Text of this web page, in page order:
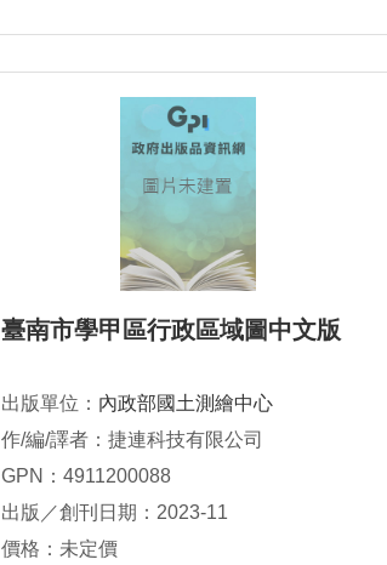
臺南市學甲區行政區域圖中文版
出版單位： 內政部國土測繪中心
作/編/譯者：捷連科技有限公司
GPN：4911200088
出版／創刊日期：2023-11
價格：未定價